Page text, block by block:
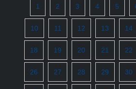
1 2 3 4 5
10 11 12 13 14
18 19 20 21 22
26 27 28 29 30